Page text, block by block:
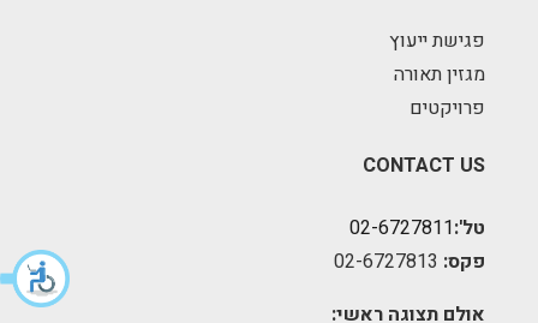
פגישת ייעוץ
מגזין תאורה
פרויקטים
CONTACT US
טל':02-6727811
פקס:
אולם תצוגה ראשי: